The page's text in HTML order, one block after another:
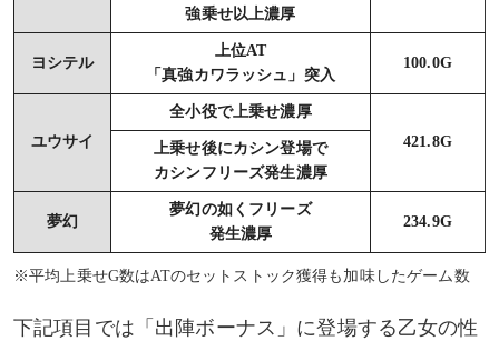
強乗せ以上濃厚
ヨシテル
上位AT
「真強カワラッシュ」突入
100.0G
ユウサイ
全小役で上乗せ濃厚
421.8G
上乗せ後にカシン登場で
カシンフリーズ発生濃厚
夢幻
夢幻の如くフリーズ
発生濃厚
234.9G
※平均上乗せG数はATのセットストック獲得も加味したゲーム数
下記項目では「出陣ボーナス」に登場する乙女の性